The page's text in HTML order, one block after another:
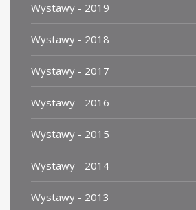
Wystawy - 2019
Wystawy - 2018
Wystawy - 2017
Wystawy - 2016
Wystawy - 2015
Wystawy - 2014
Wystawy - 2013